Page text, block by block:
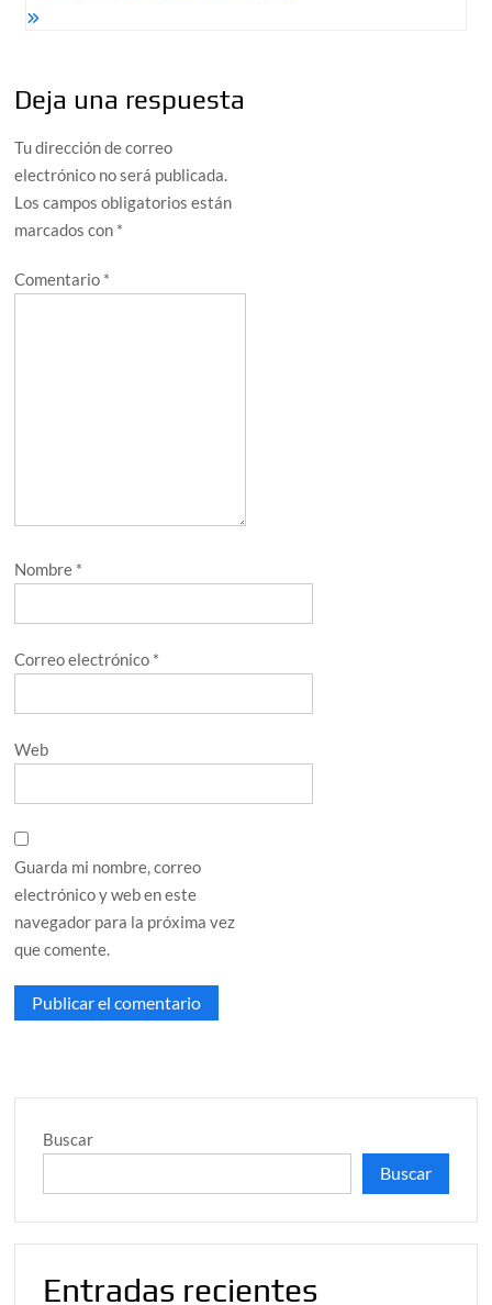
Deja una respuesta
Tu dirección de correo
electrónico no será publicada.
Los campos obligatorios están
marcados con *
Comentario *
Nombre *
Correo electrónico *
Web
Guarda mi nombre, correo
electrónico y web en este
navegador para la próxima vez
que comente.
Buscar
Buscar
Entradas recientes